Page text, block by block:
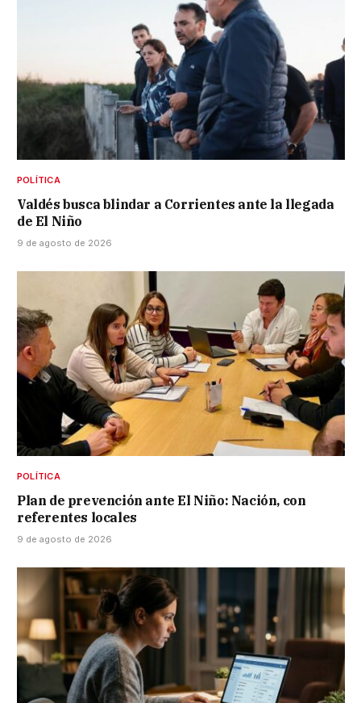
POLÍTICA
Valdés busca blindar a Corrientes ante la llegada
de El Niño
9 de agosto de 2026
POLÍTICA
Plan de prevención ante El Niño: Nación, con
referentes locales
9 de agosto de 2026